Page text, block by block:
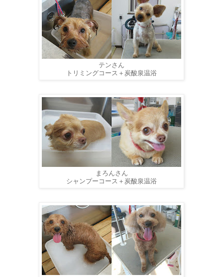
テンさん
トリミングコース＋炭酸泉温浴
まろんさん
シャンプーコース＋炭酸泉温浴